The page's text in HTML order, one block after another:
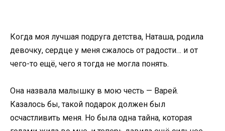
Когда моя лучшая подруга детства, Наташа, родила
девочку, сердце у меня сжалось от радости… и от
чего-то ещё, чего я тогда не могла понять.
Она назвала малышку в мою честь — Варей.
Казалось бы, такой подарок должен был
осчастливить меня. Но была одна тайна, которая